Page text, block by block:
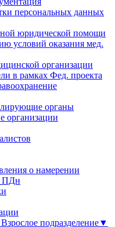
персональных данных
юридической помощи
условий оказания мед.
организации
в рамках Фед. проекта
органы
организации
о намерении
ПДн
Взрослое подразделение▼